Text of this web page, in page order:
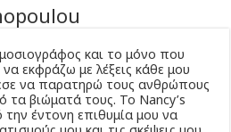
και το μόνο που
εκφράζω με λέξεις κάθε μου
να παρατηρώ τους ανθρώπους
τα βιώματά τους. Το Νancy’s
έντονη επιθυμία μου να